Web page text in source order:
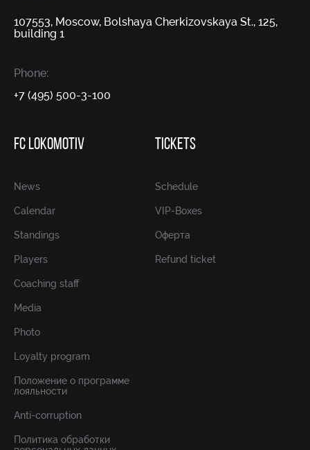
107553, Moscow, Bolshaya Cherkizovskaya St., 125,
building 1
Phone:
+7 (495) 500-3-100
FC LOKOMOTIV
News
Calendar
Standings
Players
Coaching staff
Media
Photo
Loyalty program
Положение о программе
лояльности
Anti-corruption
Политика обработки
TICKETS
Schedule
VIP-Boxes
Оферта
Refund ticket